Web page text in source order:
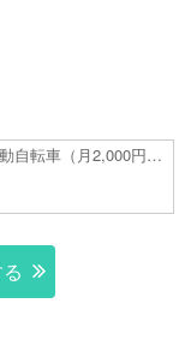
JR山手線 品川駅 駅から港区のレンタル電動自転車（月2,000円で乗り放題）を使って 楽々通勤 駅から4分 自転車を使わない場合は、徒歩で12分